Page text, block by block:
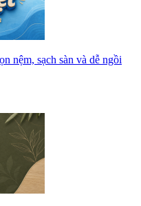
nệm, sạch sàn và dễ ngồi